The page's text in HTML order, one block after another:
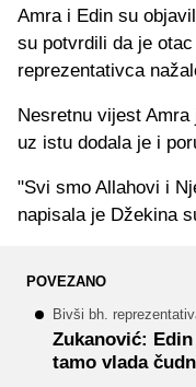
Amra i Edin su
su potvrdili da je
reprezentativca
Nesretnu vijest
uz istu dodala je i
"Svi smo Allahovi i
napisala je Džekina
POVEZANO
Bivši bh.
Zukanović:
tamo vlada